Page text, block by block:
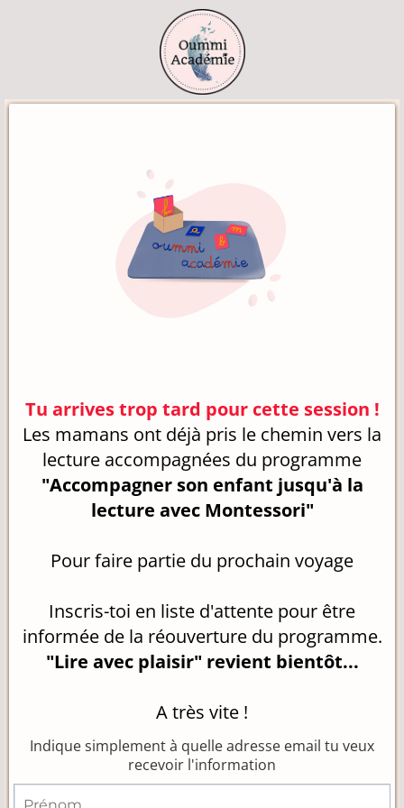
Tu arrives trop tard pour cette session !
Les mamans ont déjà pris le chemin vers la
lecture accompagnées du programme
"Accompagner son enfant jusqu'à la
lecture avec Montessori"
Pour faire partie du prochain voyage
Inscris-toi en liste d'attente pour être
informée de la réouverture du programme.
"Lire avec plaisir" revient bientôt...
A très vite !
Indique simplement à quelle adresse email tu veux
recevoir l'information